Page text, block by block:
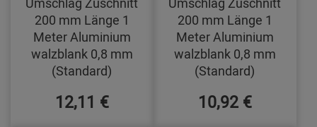
200 mm Länge 1
Meter Aluminium
walzblank 0,8 mm
(Standard)
12,11 €
200 mm Länge 1
Meter Aluminium
walzblank 0,8 mm
(Standard)
10,92 €